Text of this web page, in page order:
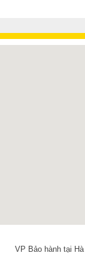
i31005G1, con
3591 có thể
VP Bảo hành tại